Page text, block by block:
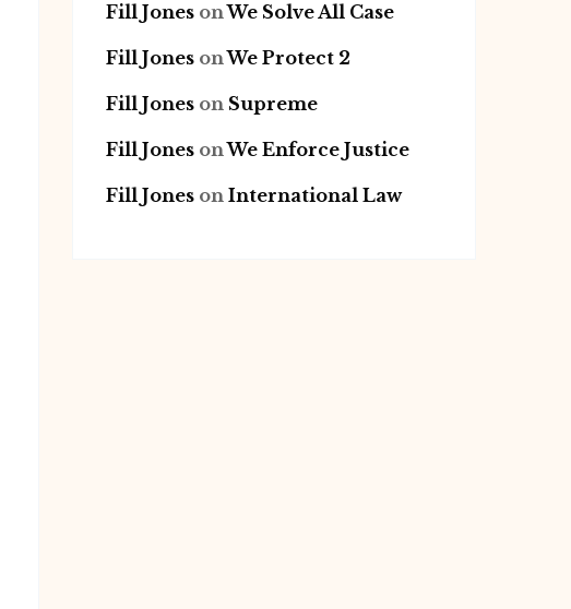
Fill Jones onWe Solve All Case
Fill Jones onWe Protect 2
Fill Jones on Supreme
Fill Jones onWe Enforce Justice
Fill Jones on International Law